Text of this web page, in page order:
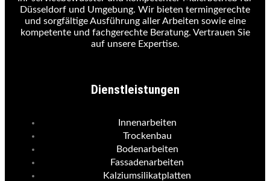
Düsseldorf und Umgebung. Wir bieten termingerechte
und sorgfältige Ausführung aller Arbeiten sowie eine
kompetente und fachgerechte Beratung. Vertrauen Sie
auf unsere Expertise.
Dienstleistungen
Innenarbeiten
Trockenbau
Bodenarbeiten
Fassadenarbeiten
Kalziumsilikatplatten